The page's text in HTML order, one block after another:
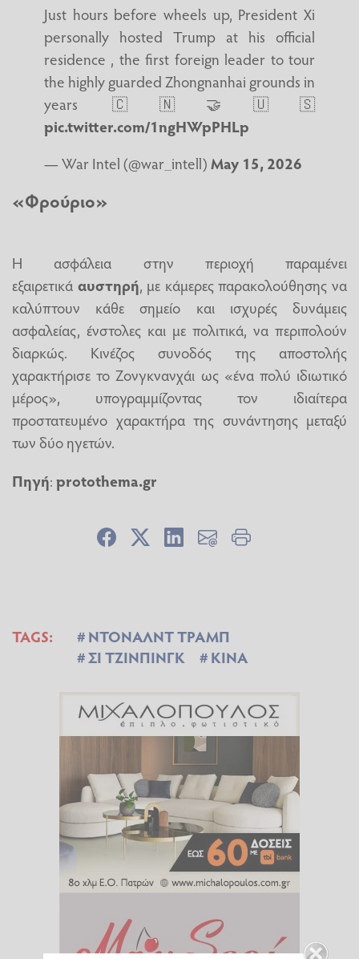
Just hours before wheels up, President Xi
personally hosted Trump at his official
residence , the first foreign leader to tour
the highly guarded Zhongnanhai grounds in
years 🇨🇳🤝🇺🇸
pic.twitter.com/1ngHWpPHLp
— War Intel (@war_intell)May 15, 2026
«Φρούριο»
Η ασφάλεια στην περιοχή παραμένει
εξαιρετικά αυστηρή, με κάμερες παρακολούθησης να
καλύπτουν κάθε σημείο και ισχυρές δυνάμεις
ασφαλείας, ένστολες και με πολιτικά, να περιπολούν
διαρκώς. Κινέζος συνοδός της αποστολής
χαρακτήρισε το Ζονγκνανχάι ως «ένα πολύ ιδιωτικό
μέρος», υπογραμμίζοντας τον ιδιαίτερα
προστατευμένο χαρακτήρα της συνάντησης μεταξύ
των δύο ηγετών.
Πηγή:protothema.gr
TAGS:
ΝΤΟΝΑΛΝΤ ΤΡΑΜΠ
ΣΙ ΤΖΙΝΠΙΝΓΚ
ΚΙΝΑ